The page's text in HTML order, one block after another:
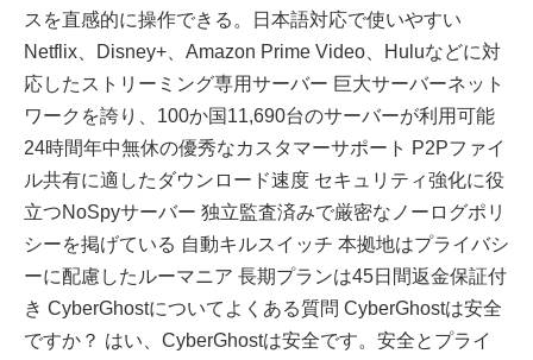
スを直感的に操作できる。日本語対応で使いやすい
Netflix、Disney+、Amazon Prime Video、Huluなどに対
応したストリーミング専用サーバー 巨大サーバーネット
ワークを誇り、100か国11,690台のサーバーが利用可能
24時間年中無休の優秀なカスタマーサポート P2Pファイ
ル共有に適したダウンロード速度 セキュリティ強化に役
立つNoSpyサーバー 独立監査済みで厳密なノーログポリ
シーを掲げている 自動キルスイッチ 本拠地はプライバシ
ーに配慮したルーマニア 長期プランは45日間返金保証付
き CyberGhostについてよくある質問 CyberGhostは安全
ですか？ はい、CyberGhostは安全です。安全とプライ